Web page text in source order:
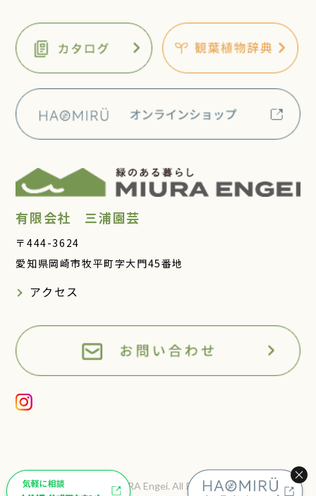
有限会社 三浦園芸
〒444-3624
愛知県岡崎市牧平町字大門45番地
アクセス
Copyright©MIURA Engei. All Rights Reserved.